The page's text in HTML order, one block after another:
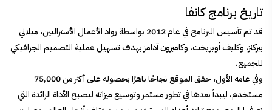
تاريخ برنامج كانفا
قد تم تأسيس البرنامج في عام 2012 بواسطة رواد الأعمال الأستراليين، ميلاني
بيركنز، وكليف أوبريخت، وكاميرون آدامز بهدف تسهيل عملية التصميم الجرافيكي
للجميع.
وفي عامه الأول، حقق الموقع نجاحًا باهرًا بحصوله على أكثر من 75,000
مستخدم، ليبدأ بعدها في تطور مستمر وتوسيع ميزاته ليصبح الأداة الرائدة التي